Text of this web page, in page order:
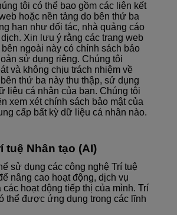
tôi có thể bao gồm các liên kết
hoặc nền tảng do bên thứ ba
hạn như đối tác, nhà quảng cáo
Xin lưu ý rằng các trang web
ngoài này có chính sách bảo
sử dụng riêng. Chúng tôi
và không chịu trách nhiệm về
thứ ba này thu thập, sử dụng
liệu cá nhân của bạn. Chúng tôi
xem xét chính sách bảo mật của
cấp bất kỳ dữ liệu cá nhân nào.
tuệ Nhân tạo (AI)
sử dụng các công nghệ Trí tuệ
nâng cao hoạt động, dịch vụ
các hoạt động tiếp thị của mình. Trí
thể được ứng dụng trong các lĩnh